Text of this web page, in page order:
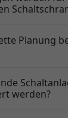
Planung
werden?